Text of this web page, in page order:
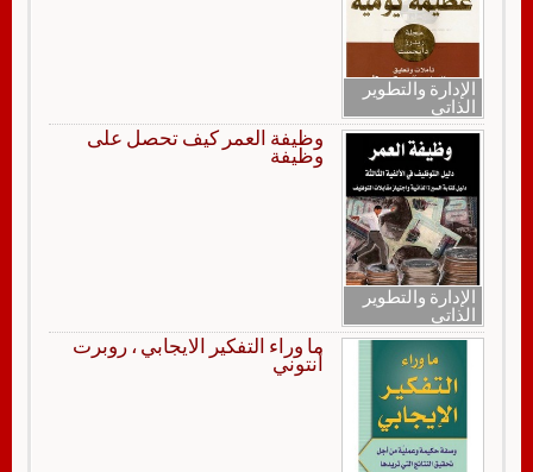
الإدارة والتطوير
الذاتي
الإدارة والتطوير
الذاتي
وظيفة العمر كيف تحصل على
وظيفة
ما وراء التفكير الايجابي ، روبرت
أنتوني